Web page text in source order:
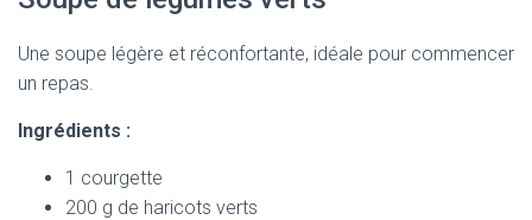
Une soupe légère et réconfortante, idéale pour commencer
un repas.
Ingrédients :
1 courgette
200 g de haricots verts